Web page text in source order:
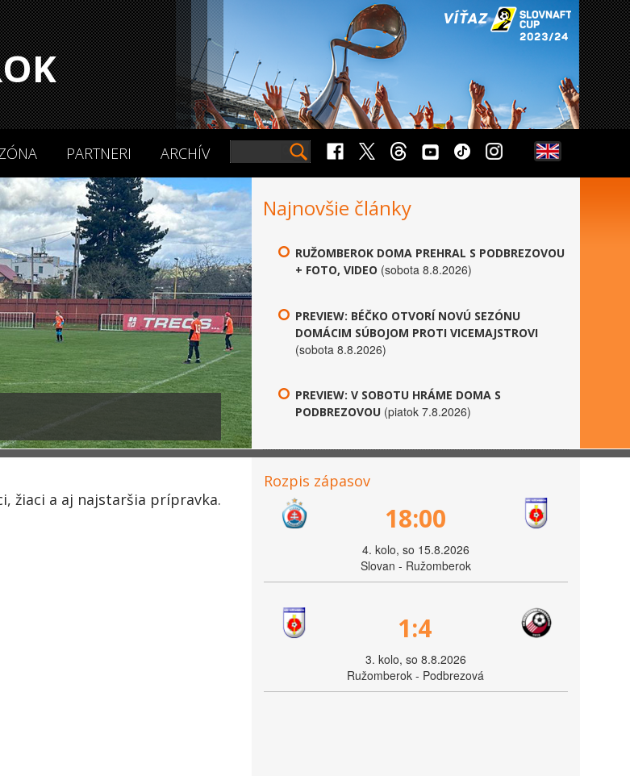
PARTNERI ARCHÍV
Najnovšie články
RUŽOMBEROK DOMA PREHRAL S PODBREZOVOU
+ FOTO, VIDEO (sobota 8.8.2026)
PREVIEW: BÉČKO OTVORÍ NOVÚ SEZÓNU
DOMÁCIM SÚBOJOM PROTI VICEMAJSTROVI
(sobota 8.8.2026)
PREVIEW: V SOBOTU HRÁME DOMA S
PODBREZOVOU (piatok 7.8.2026)
žiaci a aj najstaršia prípravka.
Rozpis zápasov
18:00
4. kolo, so 15.8.2026
Slovan - Ružomberok
1:4
3. kolo, so 8.8.2026
Ružomberok - Podbrezová